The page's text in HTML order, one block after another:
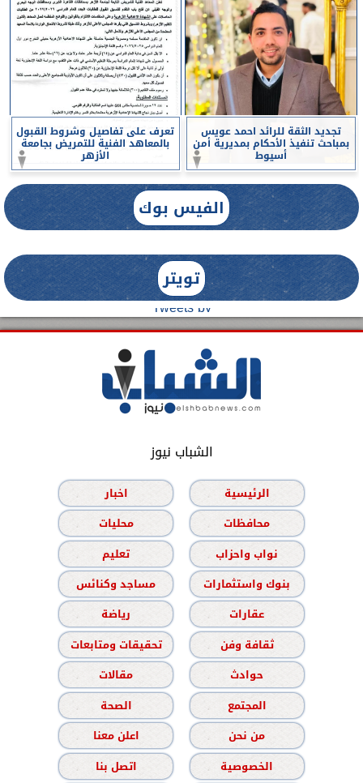
تجديد الثقة للرائد احمد عويس
بمباحث تنفيذ الأحكام بمديرية أمن
أسيوط
تعرف على تفاصيل وشروط القبول
بالمعاهد الفنية للتمريض بجامعة
الأزهر
الفيس بوك
تويتر
Tweets by
الشباب نيوز
الرئيسية
اخبار
محافظات
محليات
نواب واحزاب
تعليم
بنوك واستثمارات
مساجد وكنائس
عقارات
رياضة
ثقافة وفن
تحقيقات ومتابعات
حوادث
مقالات
المجتمع
الصحة
من نحن
اعلن معنا
الخصوصية
اتصل بنا